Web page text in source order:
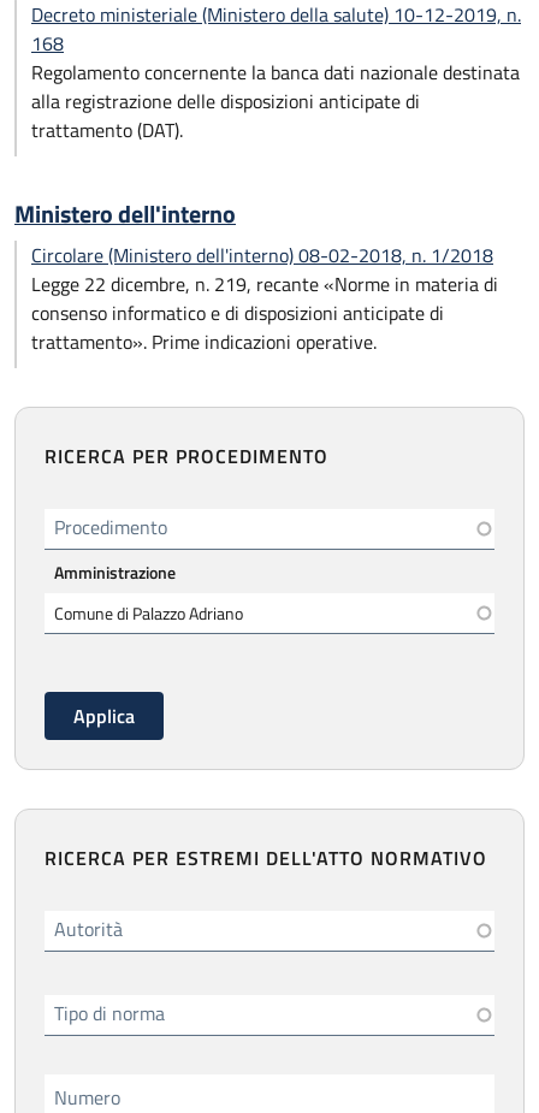
Decreto ministeriale (Ministero della salute) 10-12-2019, n.
168
Regolamento concernente la banca dati nazionale destinata
alla registrazione delle disposizioni anticipate di
trattamento (DAT).
Ministero dell'interno
Circolare (Ministero dell'interno) 08-02-2018, n. 1/2018
Legge 22 dicembre, n. 219, recante «Norme in materia di
consenso informatico e di disposizioni anticipate di
trattamento». Prime indicazioni operative.
RICERCA PER PROCEDIMENTO
Procedimento
Amministrazione
RICERCA PER ESTREMI DELL'ATTO NORMATIVO
Autorità
Tipo di norma
Numero